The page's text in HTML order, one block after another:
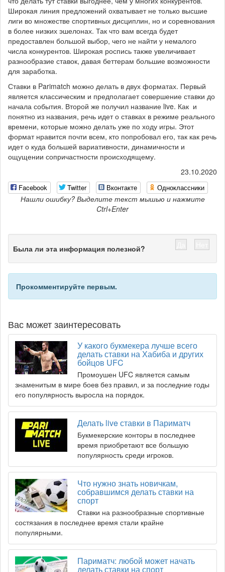
Широкая линия предложений охватывает не только высшие
лиги во множестве спортивных дисциплин, но и соревнования
в более низких эшелонах. Так что вам всегда будет
предоставлен большой выбор, чего не найти у немалого
числа конкурентов. Широкая роспись также увеличивает
разнообразие ставок, давая беттерам большие возможности
для заработка.
Ставки в Parimatch можно делать в двух форматах. Первый
является классическим и предполагает совершение ставки до
начала события. Второй же получил название live. Как и
понятно из названия, речь идет о ставках в режиме реального
времени, которые можно делать уже по ходу игры. Этот
формат нравится почти всем, кто попробовал его, так как речь
идет о куда большей вариативности, динамичности и
ощущении сопричастности происходящему.
23.10.2020
Facebook Twitter Вконтакте Одноклассники
Нашли ошибку? Выделите текст мышью и нажмите
Ctrl+Enter
Была ли эта информация полезной?
Прокомментируйте первым.
Вас может заинтересовать
У какого букмекера лучше всего
делать ставки на Хабиба и других
бойцов UFC
Промоушен UFC является самым
знаменитым в мире боев без правил, и за последние годы
его популярность выросла на порядок.
Делать live ставки в Париматч
Букмекерские конторы в последнее
время приобретают все большую
популярность среди игроков.
Что нужно знать новичкам,
собравшимся делать ставки на
спорт
Ставки на разнообразные спортивные
состязания в последнее время стали крайне
популярными.
Париматч: любой может начать
делать ставки на спорт